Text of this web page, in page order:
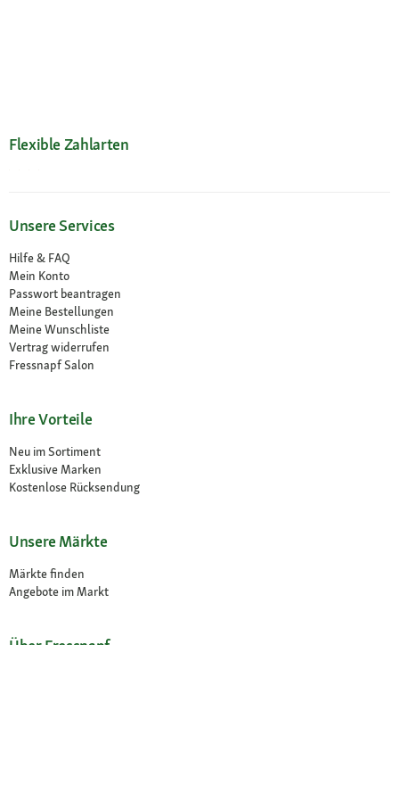
Flexible Zahlarten
Unsere Services
Hilfe & FAQ
Mein Konto
Passwort beantragen
Meine Bestellungen
Meine Wunschliste
Vertrag widerrufen
Fressnapf Salon
Ihre Vorteile
Neu im Sortiment
Exklusive Marken
Kostenlose Rücksendung
Unsere Märkte
Märkte finden
Angebote im Markt
Über Fressnapf